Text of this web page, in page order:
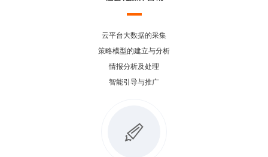
云平台大数据的采集
策略模型的建立与分析
情报分析及处理
智能引导与推广